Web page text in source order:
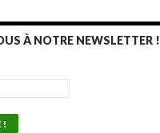
À NOTRE NEWSLETTER !